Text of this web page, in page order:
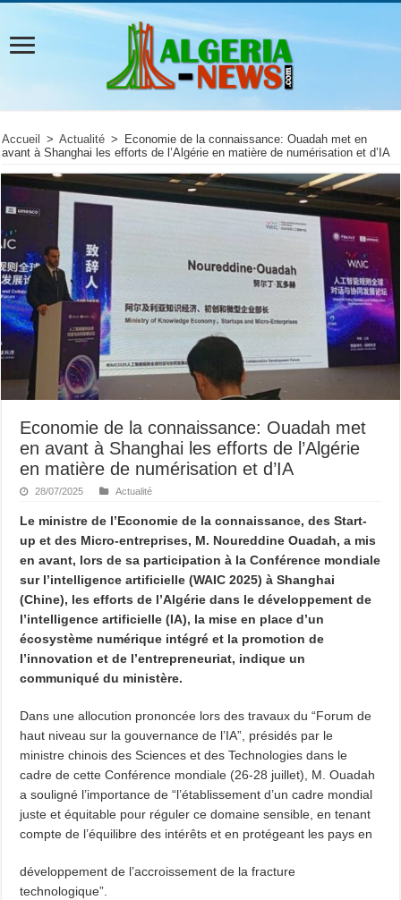
Accueil > Actualité >
Economie de la connaissance: Ouadah met en
avant à Shanghai les efforts de l’Algérie en matière de numérisation et d’IA
Economie de la connaissance: Ouadah met
en avant à Shanghai les efforts de l’Algérie
en matière de numérisation et d’IA
28/07/2025 Actualité
Le ministre de l’Economie de la connaissance, des Start-
up et des Micro-entreprises, M. Noureddine Ouadah, a mis
en avant, lors de sa participation à la Conférence mondiale
sur l’intelligence artificielle (WAIC 2025) à Shanghai
(Chine), les efforts de l’Algérie dans le développement de
l’intelligence artificielle (IA), la mise en place d’un
écosystème numérique intégré et la promotion de
l’innovation et de l’entrepreneuriat, indique un
communiqué du ministère.
Dans une allocution prononcée lors des travaux du “Forum de
haut niveau sur la gouvernance de l’IA”, présidés par le
ministre chinois des Sciences et des Technologies dans le
cadre de cette Conférence mondiale (26-28 juillet), M. Ouadah
a souligné l’importance de “l’établissement d’un cadre mondial
juste et équitable pour réguler ce domaine sensible, en tenant
compte de l’équilibre des intérêts et en protégeant les pays en
développement de l’accroissement de la fracture
technologique”.